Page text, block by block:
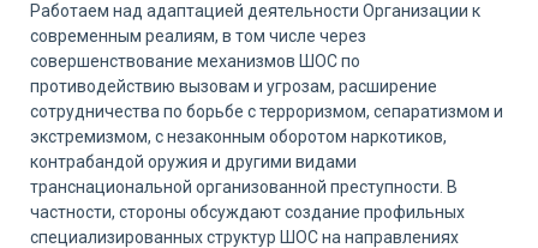
Работаем над адаптацией деятельности Организации к
современным реалиям, в том числе через
совершенствование механизмов ШОС по
противодействию вызовам и угрозам, расширение
сотрудничества по борьбе с терроризмом, сепаратизмом и
экстремизмом, с незаконным оборотом наркотиков,
контрабандой оружия и другими видами
транснациональной организованной преступности. В
частности, стороны обсуждают создание профильных
специализированных структур ШОС на направлениях